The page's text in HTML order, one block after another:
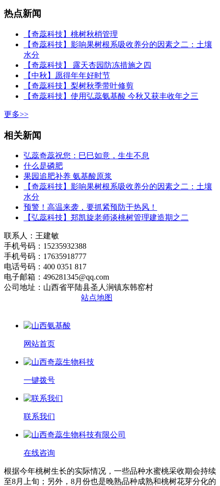
热点新闻
【奇蕊科技】桃树秋梢管理
【奇蕊科技】影响果树根系吸收养分的因素之二：土壤
水分
【奇蕊科技】 露天杏园防冻措施之四
【中秋】愿得年年好时节
【奇蕊科技】梨树秋季带叶修剪
【奇蕊科技】使用弘蕊氨基酸 今秋又获丰收年之三
更多>>
相关新闻
弘蕊奇蕊祝您：巳巳如意，生生不息
什么是磷肥
果园追肥补养 氨基酸原浆
【奇蕊科技】影响果树根系吸收养分的因素之二：土壤
水分
预警！高温来袭，要抓紧预防干热风！
【弘蕊科技】郑凯旋老师谈桃树管理建造期之二
联系人：王建敏
手机号码：15235932388
手机号码：17635918777
电话号码：400 0351 817
电子邮箱：496281345@qq.com
公司地址：山西省平陆县圣人涧镇东韩窑村
站点地图
网站首页
一键拨号
联系我们
在线咨询
根据今年桃树生长的实际情况，一些品种水蜜桃采收期会持续
至8月上旬；另外，8月份也是晚熟品种成熟和桃树花芽分化的